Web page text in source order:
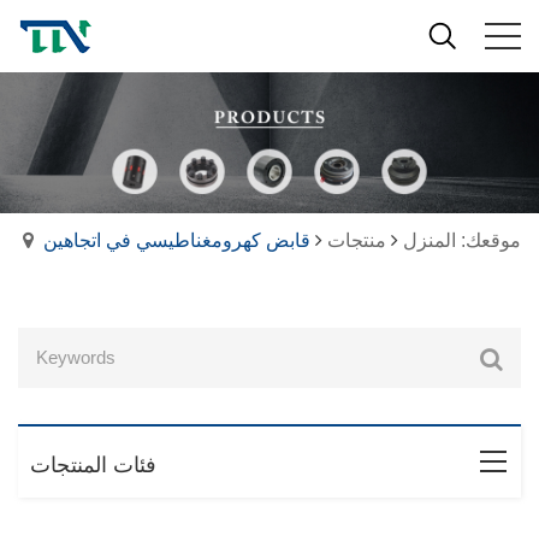
موقعك: المنزل منتجات قابض كهرومغناطيسي في اتجاهين
فئات المنتجات